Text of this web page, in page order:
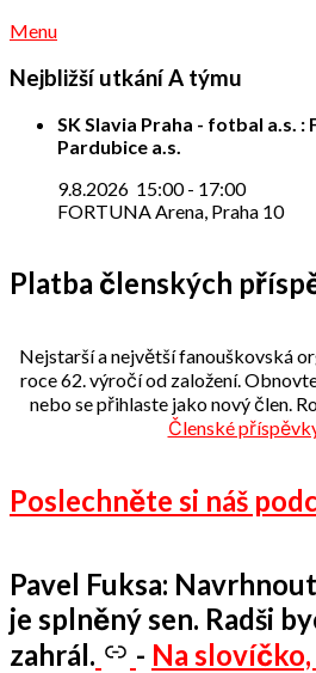
Menu
Nejbližší utkání A týmu
SK Slavia Praha - fotbal a.s.
Pardubice a.s.
9.8.2026 15:00- 17:00
FORTUNA Arena, Praha 10
Platba členských
Nejstarší a největší fanouškovská
roce 62. výročí od založení.
nebo se přihlaste jako nový člen.
Členské
Poslechněte si náš
Pavel Fuksa:
je splněný sen. Radši
zahrál.
- Na